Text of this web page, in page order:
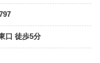
口 徒歩5分